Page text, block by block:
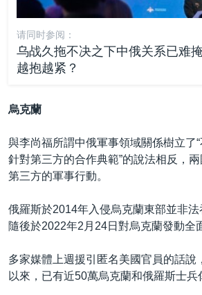
请同时参阅：
乌战久拖不决之下中俄关系已难
越抱越紧？
烏克蘭
與李尚福所謂中俄軍事領域關係樹立了
針對第三方的合作典範”的說法相反，
第三方的軍事行動。
俄羅斯於2014年入侵烏克蘭東部並非法
隨後於2022年2月24日對烏克蘭發動全
多家媒體上週援引匿名美國官員的話說
以來，已有近50萬烏克蘭和俄羅斯士兵